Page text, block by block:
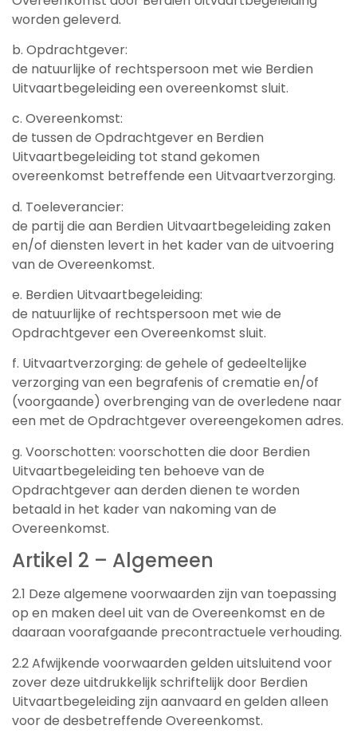
worden geleverd.
b. Opdrachtgever:
de natuurlijke of rechtspersoon met wie Berdien
Uitvaartbegeleiding een overeenkomst sluit.
c. Overeenkomst:
de tussen de Opdrachtgever en Berdien
Uitvaartbegeleiding tot stand gekomen
overeenkomst betreffende een Uitvaartverzorging.
d. Toeleverancier:
de partij die aan Berdien Uitvaartbegeleiding zaken
en/of diensten levert in het kader van de uitvoering
van de Overeenkomst.
e. Berdien Uitvaartbegeleiding:
de natuurlijke of rechtspersoon met wie de
Opdrachtgever een Overeenkomst sluit.
f. Uitvaartverzorging: de gehele of gedeeltelijke
verzorging van een begrafenis of crematie en/of
(voorgaande) overbrenging van de overledene naar
een met de Opdrachtgever overeengekomen adres.
g. Voorschotten: voorschotten die door Berdien
Uitvaartbegeleiding ten behoeve van de
Opdrachtgever aan derden dienen te worden
betaald in het kader van nakoming van de
Overeenkomst.
Artikel 2 – Algemeen
2.1 Deze algemene voorwaarden zijn van toepassing
op en maken deel uit van de Overeenkomst en de
daaraan voorafgaande precontractuele verhouding.
2.2 Afwijkende voorwaarden gelden uitsluitend voor
zover deze uitdrukkelijk schriftelijk door Berdien
Uitvaartbegeleiding zijn aanvaard en gelden alleen
voor de desbetreffende Overeenkomst.